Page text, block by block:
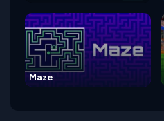
Maze